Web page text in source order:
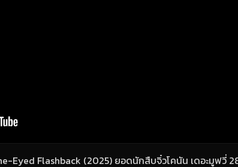
Eyed Flashback (2025) ยอดนักสืบจิ๋วโคนัน เดอะมูฟวี่